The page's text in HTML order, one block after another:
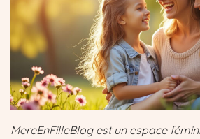
MereEnFilleBlog est un espace